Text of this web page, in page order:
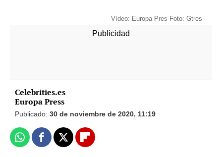
Vídeo: Europa Pres Foto: Gtres
Celebrities.es
Europa Press
Publicado: 30 de noviembre de 2020, 11:19
WhatsappFacebook
X Flipboard